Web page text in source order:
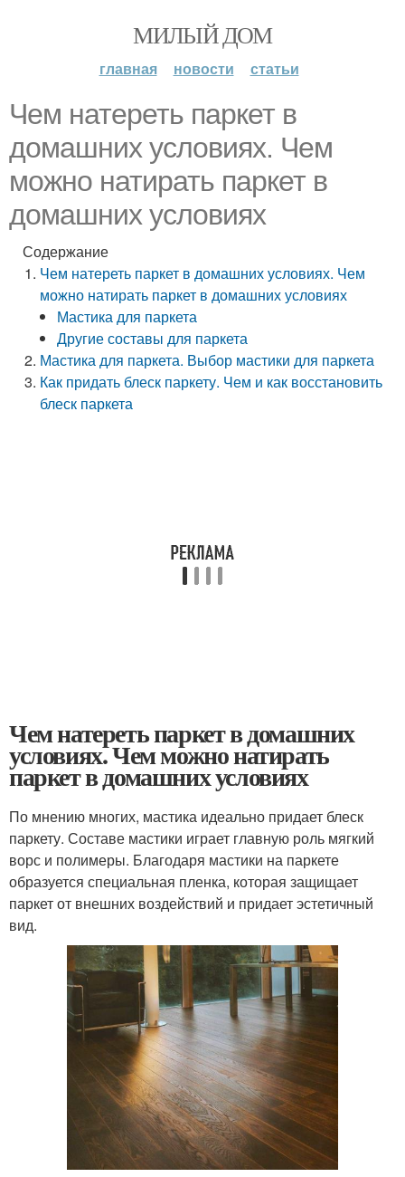
МИЛЫЙ ДОМ
главная новости статьи
Чем натереть паркет в
домашних условиях. Чем
можно натирать паркет в
домашних условиях
Содержание
Чем натереть паркет в домашних условиях. Чем
можно натирать паркет в домашних условиях
Мастика для паркета
Другие составы для паркета
Мастика для паркета. Выбор мастики для паркета
Как придать блеск паркету. Чем и как восстановить
блеск паркета
Чем натереть паркет в домашних
условиях. Чем можно натирать
паркет в домашних условиях
По мнению многих, мастика идеально придает блеск
паркету. Составе мастики играет главную роль мягкий
ворс и полимеры. Благодаря мастики на паркете
образуется специальная пленка, которая защищает
паркет от внешних воздействий и придает эстетичный
вид.